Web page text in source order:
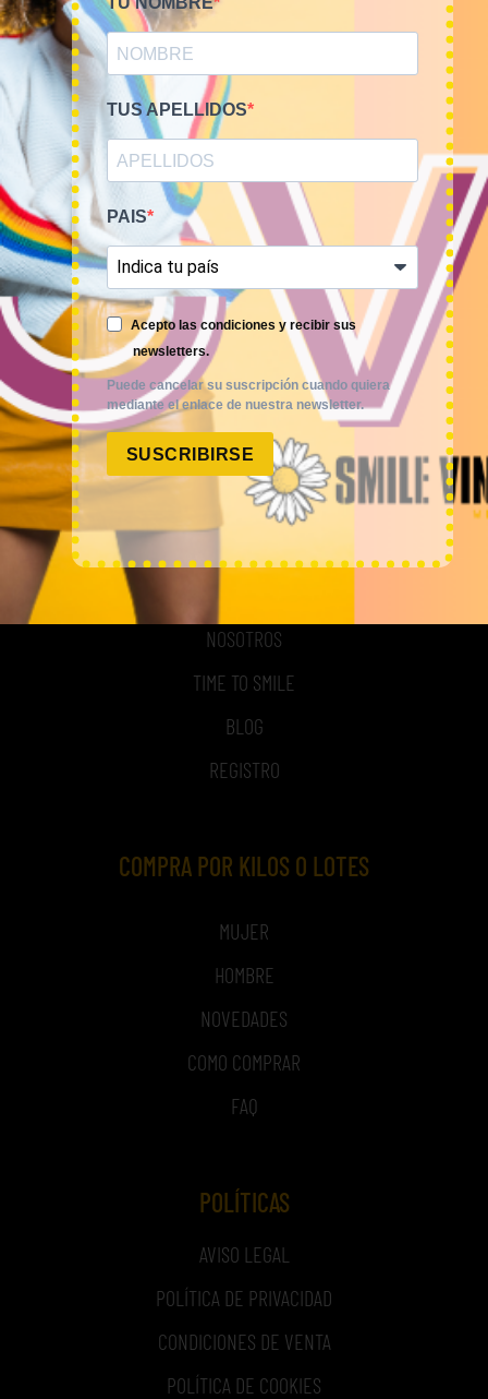
Smile Vintage es una empresa mayorista con una amplia
trayectoria internacional que cuenta con un equipo
experimentado y especializado en el sector de la moda.
MI CUENTA
NOSOTROS
TIME TO SMILE
BLOG
REGISTRO
COMPRA POR KILOS O LOTES
MUJER
HOMBRE
NOVEDADES
COMO COMPRAR
FAQ
POLÍTICAS
AVISO LEGAL
POLÍTICA DE PRIVACIDAD
CONDICIONES DE VENTA
POLÍTICA DE COOKIES
TUS APELLIDOS
PAIS
Acepto las condiciones y recibir sus
newsletters.
Puede cancelar su suscripción cuando quiera
mediante el enlace de nuestra newsletter.
SUSCRIBIRSE